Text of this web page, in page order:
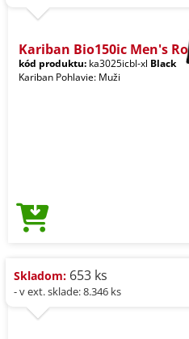
Kariban Bio150ic Men's Ro
kód produktu: ka3025icbl-xl Black
Kariban Pohlavie: Muži
Skladom: 653 ks
- v ext. sklade: 8.346 ks